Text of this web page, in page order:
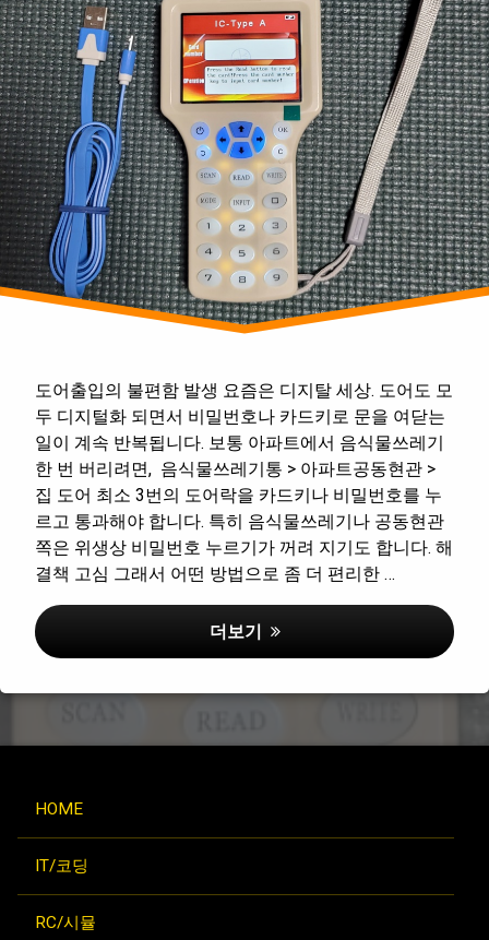
도어출입의 불편함 발생 요즘은 디지탈 세상. 도어도 모
두 디지털화 되면서 비밀번호나 카드키로 문을 여닫는
일이 계속 반복됩니다. 보통 아파트에서 음식물쓰레기
한 번 버리려면, 음식물쓰레기통 > 아파트공동현관 >
집 도어 최소 3번의 도어락을 카드키나 비밀번호를 누
르고 통과해야 합니다. 특히 음식물쓰레기나 공동현관
쪽은 위생상 비밀번호 누르기가 꺼려 지기도 합니다. 해
결책 고심 그래서 어떤 방법으로 좀 더 편리한 …
RFID 카드키 복사기(복제기) 로 스
더보기
공
동
현
관,
집
도
어
락
프
리
패
스
HOME
IT/코딩
RC/시뮬